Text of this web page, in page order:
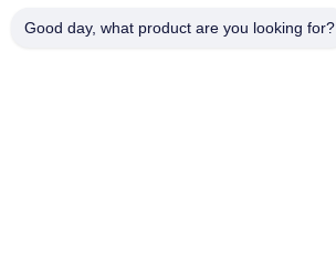
Good day, what product are you looking for?